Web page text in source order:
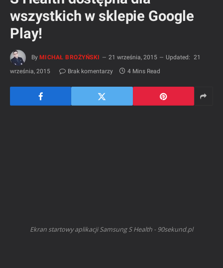
wszystkich w sklepie Google
Play!
By MICHAŁ BROŻYŃSKI 21 września, 2015 Updated: 21
września, 2015
Brak komentarzy 4 Mins Read
Ekran startowy aplikacji Samsung S Health - 90sekund.pl